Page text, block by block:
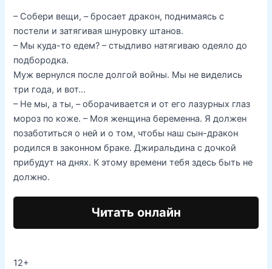
– Собери вещи, – бросает дракон, поднимаясь с
постели и затягивая шнуровку штанов.
– Мы куда-то едем? – стыдливо натягиваю одеяло до
подбородка.
Муж вернулся после долгой войны. Мы не виделись
три года, и вот…
– Не мы, а ты, – оборачивается и от его лазурных глаз
мороз по коже. – Моя женщина беременна. Я должен
позаботиться о ней и о том, чтобы наш сын-дракон
родился в законном браке. Джиральдина с дочкой
прибудут на днях. К этому времени тебя здесь быть не
должно.
Читать онлайн
12+